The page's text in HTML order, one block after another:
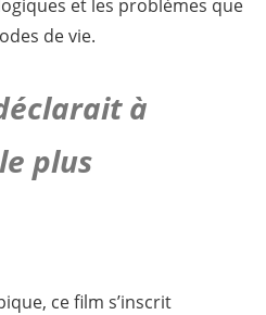
et les problèmes que
de vie.
à
plus
ce film s’inscrit